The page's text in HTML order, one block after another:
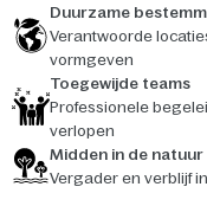
Duurzame
Verantwoorde
vormgeven
Toegewijde teams
Professionele
verlopen
Midden in de natuur
Vergader en verblijf